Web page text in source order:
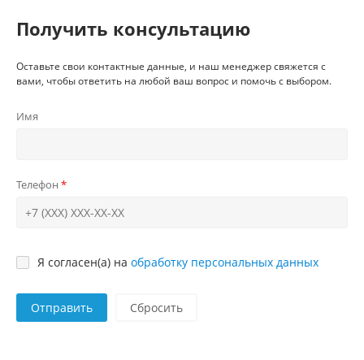
Получить консультацию
Оставьте свои контактные данные, и наш менеджер свяжется с
вами, чтобы ответить на любой ваш вопрос и помочь с выбором.
Имя
Телефон
Я согласен(а) на обработку персональных данных
Отправить